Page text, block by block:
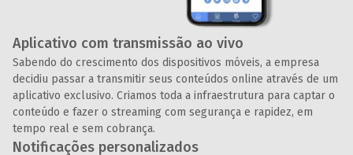
Aplicativo com transmissão ao vivo
Sabendo do crescimento dos dispositivos móveis, a empresa
decidiu passar a transmitir seus conteúdos online através de um
aplicativo exclusivo. Criamos toda a infraestrutura para captar o
conteúdo e fazer o streaming com segurança e rapidez, em
tempo real e sem cobrança.
Notificações personalizados